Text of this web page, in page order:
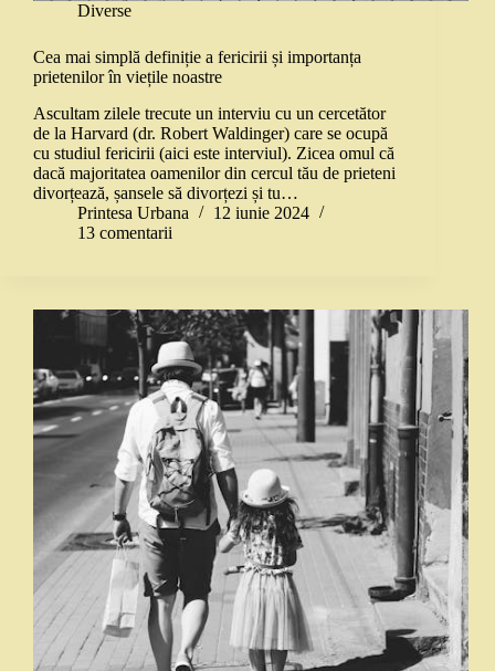
Diverse
Cea mai simplă definiție a fericirii și importanța
prietenilor în viețile noastre
Ascultam zilele trecute un interviu cu un cercetător
de la Harvard (dr. Robert Waldinger) care se ocupă
cu studiul fericirii (aici este interviul). Zicea omul că
dacă majoritatea oamenilor din cercul tău de prieteni
divorțează, șansele să divorțezi și tu…
Printesa Urbana
12 iunie 2024
13 comentarii